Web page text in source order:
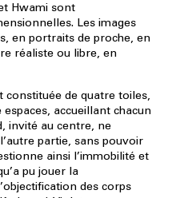
Hwami sont
Les images
en portraits de proche, en
réaliste ou libre, en
constituée de quatre toiles,
accueillant chacun
invité au centre, ne
partie, sans pouvoir
ainsi l’immobilité et
pu jouer la
des corps